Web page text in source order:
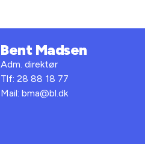
Bent Madsen
Adm. direktør
Tlf: 28 88 18 77
Mail: bma@bl.dk